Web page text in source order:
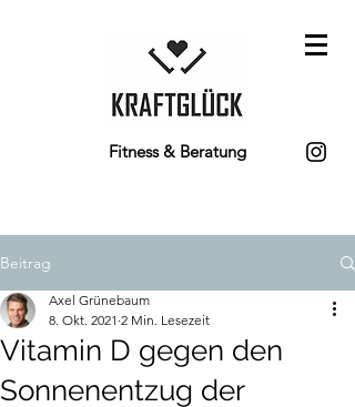
Fitness & Beratung
Beitrag
Vitamin D gegen den
Sonnenentzug der
Axel Grünebaum
8. Okt. 2021 2 Min. Lesezeit